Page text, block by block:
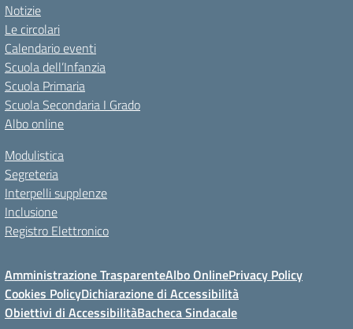
Notizie
Le circolari
Calendario eventi
Scuola dell’Infanzia
Scuola Primaria
Scuola Secondaria I Grado
Albo online
Modulistica
Segreteria
Interpelli supplenze
Inclusione
Registro Elettronico
Amministrazione TrasparenteAlbo OnlinePrivacy Policy
Cookies PolicyDichiarazione di Accessibilità
Obiettivi di AccessibilitàBacheca Sindacale